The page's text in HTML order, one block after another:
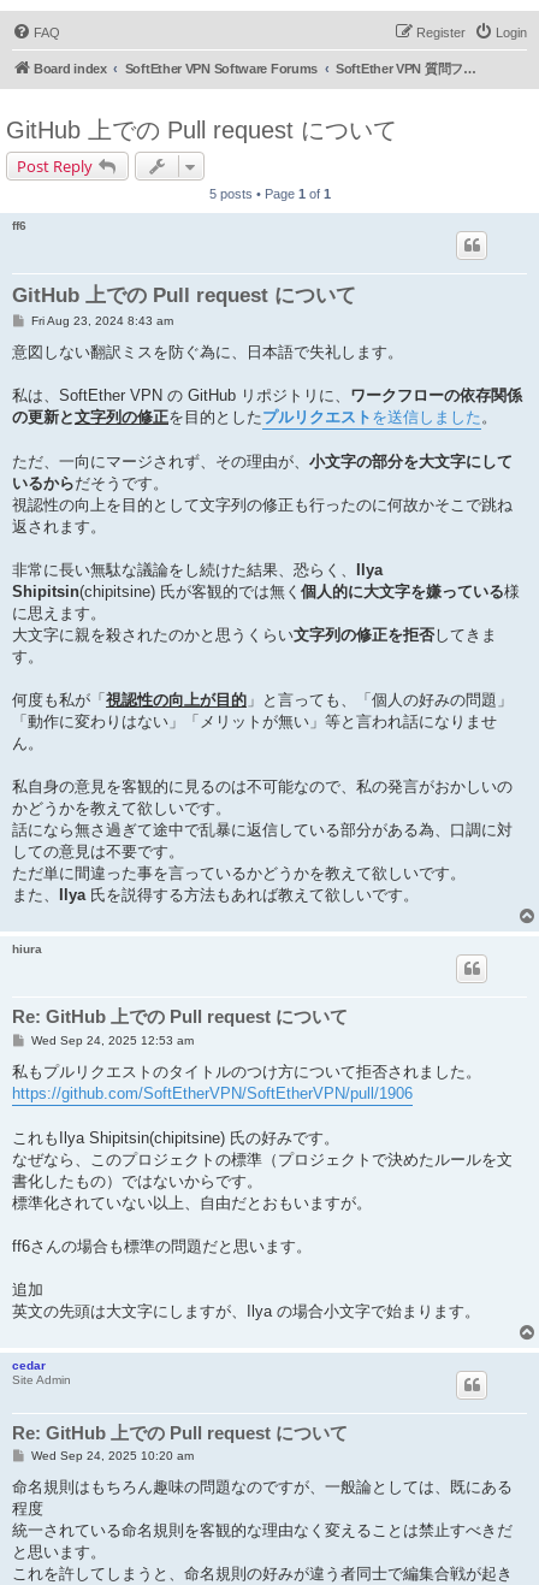
FAQ Login
Register
Board index SoftEther VPN Software Forums SoftEther VPN 質問フォーラム (日本語)
GitHub 上での Pull request について
Post Reply
5 posts • Page 1 of 1
ff6
GitHub 上での Pull request について
P
s
t
Fri Aug 23, 2024 8:43 am
意図しない翻訳ミスを防ぐ為に、日本語で失礼します。
私は、SoftEther VPN の GitHub リポジトリに、 ワークフローの依存関係
の更新と文字列の修正を目的としたプルリクエスト を送信しました。
ただ、一向にマージされず、その理由が、 小文字の部分を大文字にして
いるからだそうです。
視認性の向上を目的として文字列の修正も行ったのに何故かそこで跳ね
返されます。
非常に長い無駄な議論をし続けた結果、恐らく、
Ilya
Shipitsin(chipitsine) 氏が客観的では無く 個人的に大文字を嫌っている様
に思えます。
大文字に親を殺されたのかと思うくらい文字列の修正を拒否してきま
す。
何度も私が「 視認性の向上が目的 」と言っても、「個人の好みの問題」
「動作に変わりはない」「メリットが無い」等と言われ話になりませ
ん。
私自身の意見を客観的に見るのは不可能なので、私の発言がおかしいの
かどうかを教えて欲しいです。
話になら無さ過ぎて途中で乱暴に返信している部分がある為、口調に対
しての意見は不要です。
ただ単に間違った事を言っているかどうかを教えて欲しいです。
また、
Ilya氏を説得する方法もあれば教えて欲しいです。
hiura
Re: GitHub 上での Pull request について
P
s
t
Wed Sep 24, 2025 12:53 am
私もプルリクエストのタイトルのつけ方について拒否されました。
https://github.com/SoftEtherVPN/SoftEtherVPN/pull/1906
これもIlya Shipitsin(chipitsine) 氏の好みです。
なぜなら、このプロジェクトの標準（プロジェクトで決めたルールを文
書化したもの）ではないからです。
標準化されていない以上、自由だとおもいますが。
ff6さんの場合も標準の問題だと思います。
追加
英文の先頭は大文字にしますが、Ilya の場合小文字で始まります。
cedar
Site Admin
Re: GitHub 上での Pull request について
P
s
Wed Sep 24, 2025 10:20 am
命名規則はもちろん趣味の問題なのですが、一般論としては、既にある
程度
統一されている命名規則を客観的な理由なく変えることは禁止すべきだ
と思います。
これを許してしまうと、命名規則の好みが違う者同士で編集合戦が起き